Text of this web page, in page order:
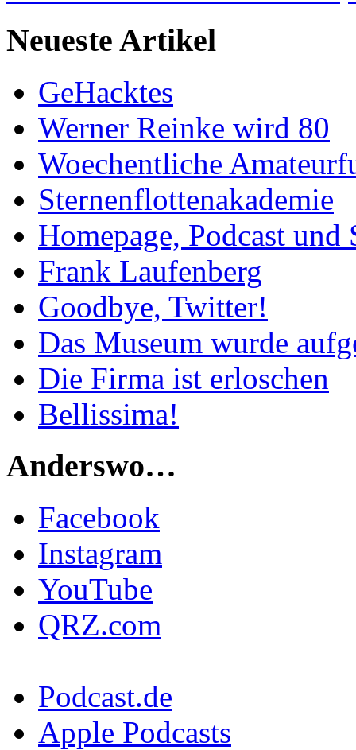
Neueste Artikel
GeHacktes
Werner Reinke wird 80
Woechentliche
Sternenflottenakademie
Homepage, Podcast
Frank Laufenberg
Goodbye, Twitter!
Das Museum wurde
Die Firma ist erloschen
Bellissima!
Anderswo…
Facebook
Instagram
YouTube
QRZ.com
Podcast.de
Apple Podcasts